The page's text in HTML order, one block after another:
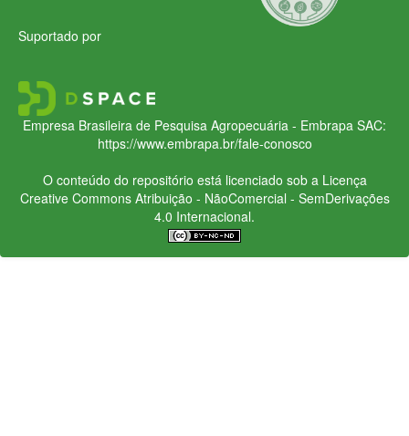
Suportado por
Empresa Brasileira de Pesquisa Agropecuária - Embrapa SAC:
https://www.embrapa.br/fale-conosco
O conteúdo do repositório está licenciado sob a Licença
Creative CommonsAtribuição - NãoComercial - SemDerivações
4.0 Internacional.